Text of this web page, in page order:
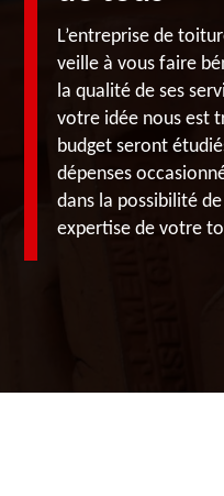
L’entreprise de
veille à vous faire
la qualité de ses
votre idée nous est
budget seront
dépenses
dans la possibilité
expertise de votre